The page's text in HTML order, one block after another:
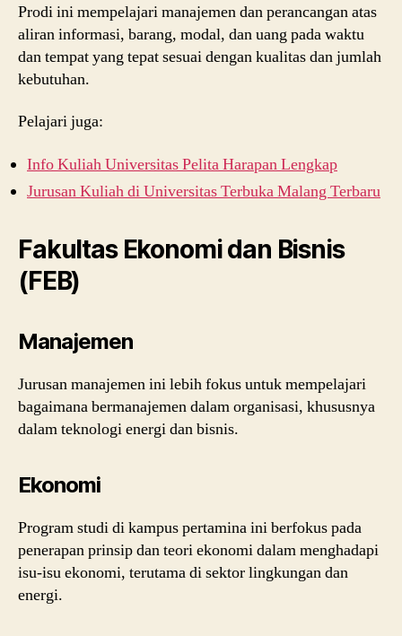
Prodi ini mempelajari manajemen dan perancangan atas
aliran informasi, barang, modal, dan uang pada waktu
dan tempat yang tepat sesuai dengan kualitas dan jumlah
kebutuhan.
Pelajari juga:
Info Kuliah Universitas Pelita Harapan Lengkap
Jurusan Kuliah di Universitas Terbuka Malang Terbaru
Fakultas Ekonomi dan Bisnis
(FEB)
Manajemen
Jurusan manajemen ini lebih fokus untuk mempelajari
bagaimana bermanajemen dalam organisasi, khususnya
dalam teknologi energi dan bisnis.
Ekonomi
Program studi di kampus pertamina ini berfokus pada
penerapan prinsip dan teori ekonomi dalam menghadapi
isu-isu ekonomi, terutama di sektor lingkungan dan
energi.